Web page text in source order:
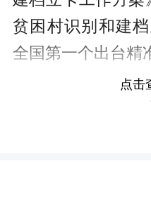
贫困村识别和建
全国第一个出台精
4. 3月20日，
点击